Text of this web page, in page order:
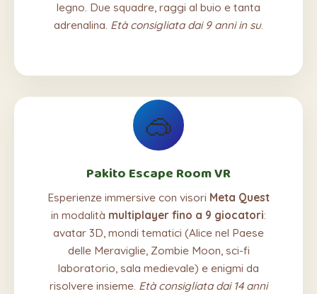
legno. Due squadre, raggi al buio e tanta
adrenalina. Età consigliata dai 9 anni in su.
🥽
Pakito Escape Room VR
Esperienze immersive con visori Meta Quest
in modalità multiplayer fino a 9 giocatori:
avatar 3D, mondi tematici (Alice nel Paese
delle Meraviglie, Zombie Moon, sci-fi
laboratorio, sala medievale) e enigmi da
risolvere insieme. Età consigliata dai 14 anni